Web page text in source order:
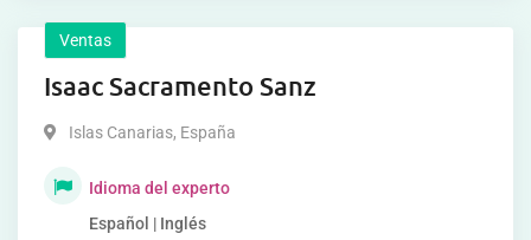
Ventas
Isaac Sacramento Sanz
Islas Canarias, España
Idioma del experto
Español | Inglés